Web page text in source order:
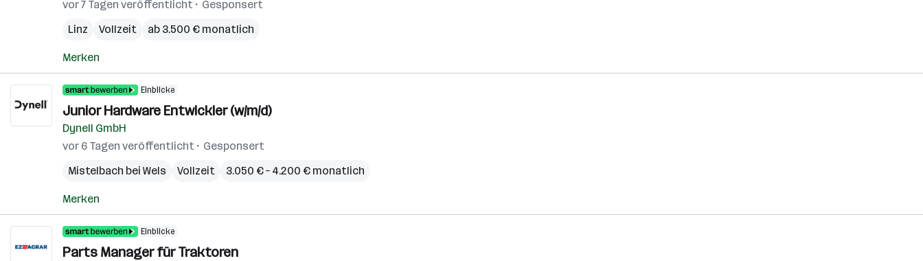
vor 7 Tagen veröffentlicht
Gesponsert
Linz
Vollzeit ab 3.500 € monatlich
Merken
Einblicke
Junior Hardware Entwickler (w/m/d)
Dynell GmbH
vor 6 Tagen veröffentlicht
Gesponsert
Mistelbach bei Wels
Vollzeit 3.050 € – 4.200 € monatlich
Merken
Einblicke
Parts Manager für Traktoren